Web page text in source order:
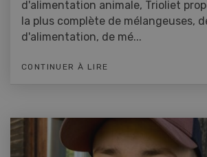
d'alimentation animale, Trioliet
la plus complète de mélangeuses,
d'alimentation, de mé...
CONTINUER À LIRE